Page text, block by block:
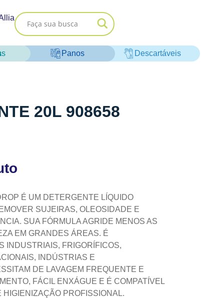
Panos Descartáveis
20L 908658
É UM DETERGENTE LÍQUIDO
SUJEIRAS, OLEOSIDADE E
SUA FÓRMULA AGRIDE MENOS AS
EM GRANDES ÁREAS. É
INDUSTRIAIS, FRIGORÍFICOS,
INDÚSTRIAS E
DE LAVAGEM FREQUENTE E
FÁCIL ENXÁGUE E É COMPATÍVEL
PROFISSIONAL.